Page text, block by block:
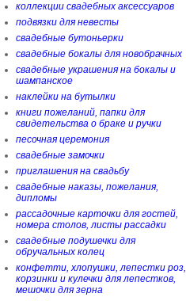
коллекции свадебных аксессуаров
подвязки для невесты
свадебные бутоньерки
свадебные бокалы для новобрачных
свадебные украшения на бокалы и
шампанское
наклейки на бутылки
книги пожеланий, папки для
свидетельства о браке и ручки
песочная церемония
свадебные замочки
приглашения на свадьбу
свадебные наказы, пожелания,
дипломы
рассадочные карточки для гостей,
номера столов, листы рассадки
свадебные подушечки для
обручальных колец
конфетти, хлопушки, лепестки роз,
корзинки и кулечки для лепестков,
мешочки для зерна